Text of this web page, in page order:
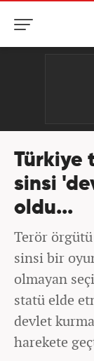
Türkiye
sinsi
oldu...
Terör
sinsi bir
olmayan
statü elde
devlet
harekete